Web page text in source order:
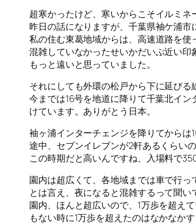
超寒かったけど、寒いからこそイルミネ
昨日の話になりますが、千葉県袖ケ浦市
私の住む東葛地域からは、高速道路を使
混雑していなかったせいかだいぶ近い印
もっと遠いと思っていました。
それにしても外環の松戸から下に延びる
今までは16号を地道に降りて千葉北イ
けています。ありがとう日本。
袖ヶ浦インターチェンジを降りてからは
途中、セブンイレブンが2軒あるくらい
この時期だと高いんですね、入場料で
園内は超広くて、各地域までは車で行っ
とは言え、夜になると混雑するって聞
園内、ほんと超広いので、1万歩を超え
もない時に1万歩を超えたのはなかなかす